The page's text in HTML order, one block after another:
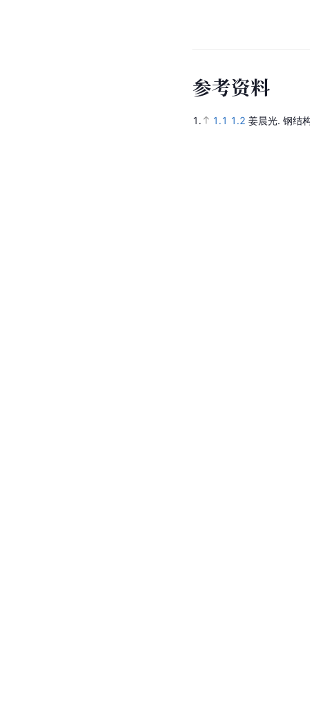
参考资料
1. 1.1 1.2 姜晨光. 钢结